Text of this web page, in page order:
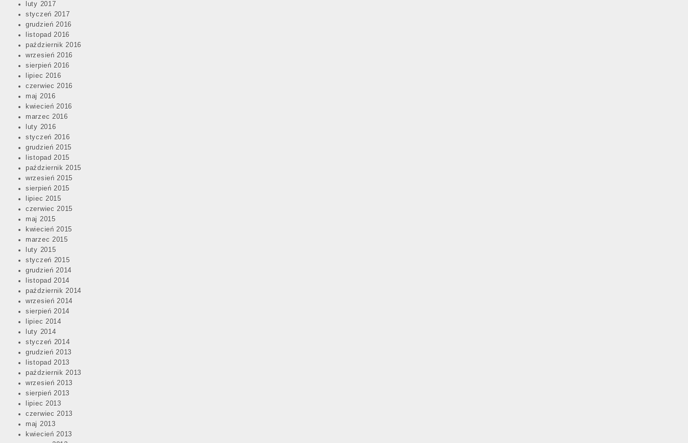
luty 2017
styczeń 2017
grudzień 2016
listopad 2016
październik 2016
wrzesień 2016
sierpień 2016
lipiec 2016
czerwiec 2016
maj 2016
kwiecień 2016
marzec 2016
luty 2016
styczeń 2016
grudzień 2015
listopad 2015
październik 2015
wrzesień 2015
sierpień 2015
lipiec 2015
czerwiec 2015
maj 2015
kwiecień 2015
marzec 2015
luty 2015
styczeń 2015
grudzień 2014
listopad 2014
październik 2014
wrzesień 2014
sierpień 2014
lipiec 2014
luty 2014
styczeń 2014
grudzień 2013
listopad 2013
październik 2013
wrzesień 2013
sierpień 2013
lipiec 2013
czerwiec 2013
maj 2013
kwiecień 2013